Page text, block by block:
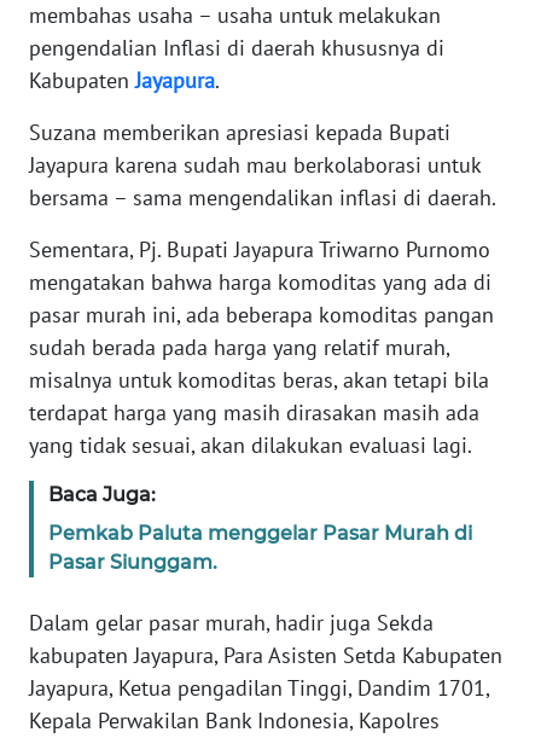
membahas usaha – usaha untuk melakukan
pengendalian Inflasi di daerah khususnya di
KabupatenJayapura.
Suzana memberikan apresiasi kepada Bupati
Jayapura karena sudah mau berkolaborasi untuk
bersama – sama mengendalikan inflasi di daerah.
Sementara, Pj. Bupati Jayapura Triwarno Purnomo
mengatakan bahwa harga komoditas yang ada di
pasar murah ini, ada beberapa komoditas pangan
sudah berada pada harga yang relatif murah,
misalnya untuk komoditas beras, akan tetapi bila
terdapat harga yang masih dirasakan masih ada
yang tidak sesuai, akan dilakukan evaluasi lagi.
Baca Juga:
Pemkab Paluta menggelar Pasar Murah di
Pasar Siunggam.
Dalam gelar pasar murah, hadir juga Sekda
kabupaten Jayapura, Para Asisten Setda Kabupaten
Jayapura, Ketua pengadilan Tinggi, Dandim 1701,
Kepala Perwakilan Bank Indonesia, Kapolres
JAKARTA
JABAR
WN
WN
NTT
WN
KEPRI
PAPUA
WN
BARAT
WN
RIAU